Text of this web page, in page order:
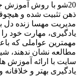
20شو با روش
ذهن تثبیت شده و
مدیریت مهسا زنده دل
یادگیری، مهارت خود
مهمترین عواملی که
مطالعه نشان ندهند،
سایت با ارائه آموزش
یادگیری بهتر و